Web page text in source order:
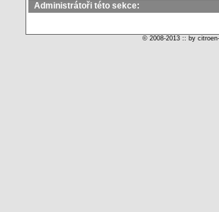
Administrátoři této sekce:
© 2008-2013 :: by